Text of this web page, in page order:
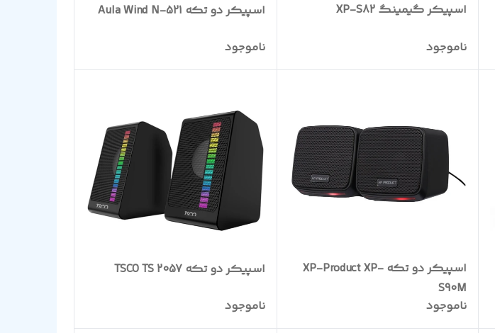
اسپیکر گیمینگ XP-S82
ناموجود
اسپیکر دو تکه Aula Wind N-521
ناموجود
اسپیکر دو تکه XP-Product XP-
S90M
ناموجود
اسپیکر دو تکه TSCO TS 2057
ناموجود